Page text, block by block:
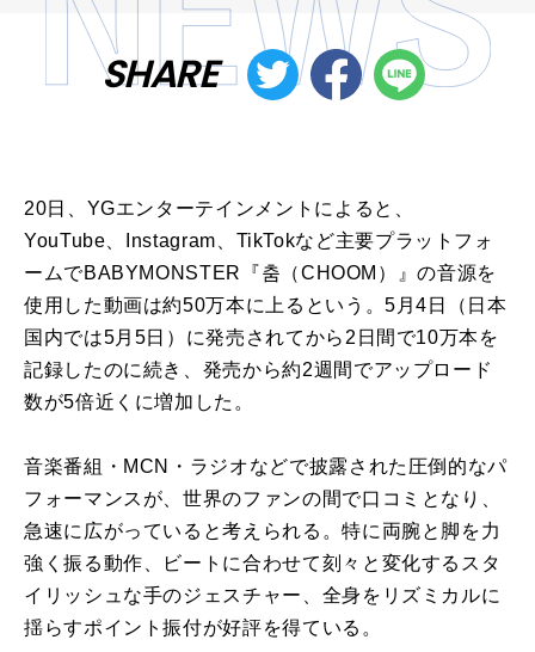
SHARE
20日、YGエンターテインメントによると、
YouTube、Instagram、TikTokなど主要プラットフォ
ームでBABYMONSTER『춤（CHOOM）』の音源を
使用した動画は約50万本に上るという。5月4日（日本
国内では5月5日）に発売されてから2日間で10万本を
記録したのに続き、発売から約2週間でアップロード
数が5倍近くに増加した。
音楽番組・MCN・ラジオなどで披露された圧倒的なパ
フォーマンスが、世界のファンの間で口コミとなり、
急速に広がっていると考えられる。特に両腕と脚を力
強く振る動作、ビートに合わせて刻々と変化するスタ
イリッシュな手のジェスチャー、全身をリズミカルに
揺らすポイント振付が好評を得ている。